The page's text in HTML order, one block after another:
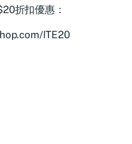
折扣優惠：
ITE20